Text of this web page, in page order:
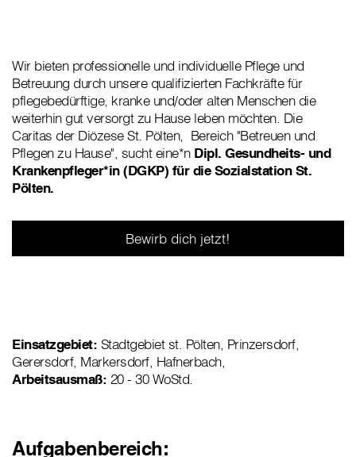
Wir bieten professionelle und individuelle Pflege und
Betreuung durch unsere qualifizierten Fachkräfte für
pflegebedürftige, kranke und/oder alten Menschen die
weiterhin gut versorgt zu Hause leben möchten. Die
Caritas der Diözese St. Pölten, Bereich "Betreuen und
Pflegen zu Hause", sucht eine*n Dipl. Gesundheits- und
Krankenpfleger*in (DGKP) für die Sozialstation St.
Pölten.
Bewirb dich jetzt!
Einsatzgebiet: Stadtgebiet st. Pölten, Prinzersdorf,
Gerersdorf, Markersdorf, Hafnerbach,
Arbeitsausmaß: 20 - 30 WoStd.
Aufgabenbereich: